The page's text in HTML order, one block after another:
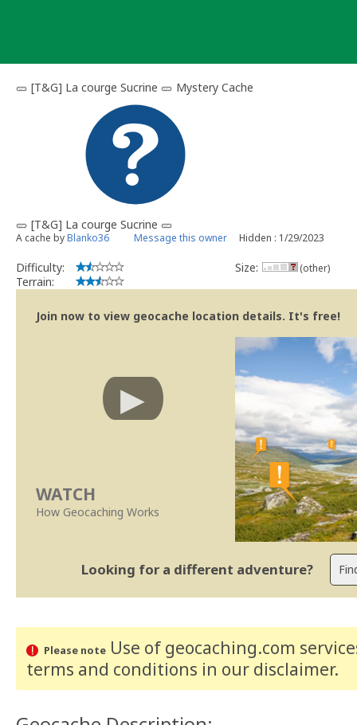
🥒 [T&G] La courge Sucrine 🥒 Mystery Cache
🥒 [T&G] La courge Sucrine 🥒
A cache byBlanko36 Message this owner Hidden : 1/29/2023
Difficulty:
Terrain:
Size: (other)
Join now to view geocache location details. It's free!
WATCH
How Geocaching Works
Looking for a different adventure?
Please noteUse of geocaching.com
terms and conditions in our disclaimer.